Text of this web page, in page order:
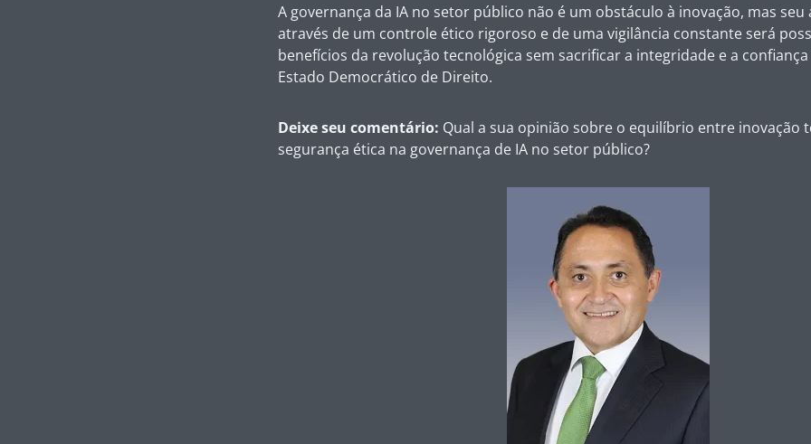
A governança da IA no setor público não é um obstáculo à inovação, mas seu
através de um controle ético rigoroso e de uma vigilância constante será
benefícios da revolução tecnológica sem sacrificar a integridade e a
Estado Democrático de Direito.
Deixe seu comentário: Qual a sua opinião sobre o equilíbrio entre inovação
segurança ética na governança de IA no setor público?